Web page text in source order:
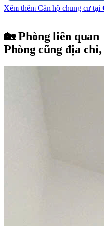
Xêm thêm Căn hộ chung cư tại
🏡 Phòng liên quan
Phòng cũng địa chỉ,